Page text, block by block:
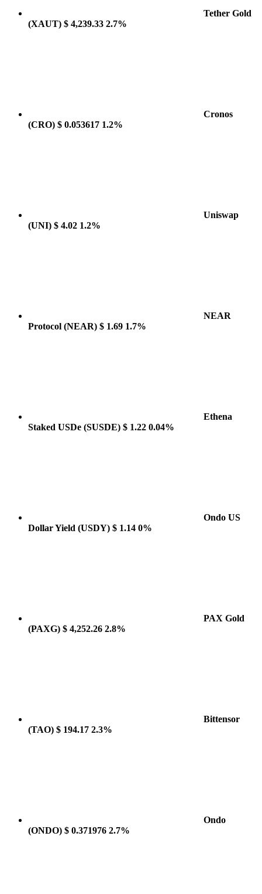
Tether Gold
(XAUT) $ 4,239.33 2.7%
Cronos
(CRO) $ 0.053617 1.2%
Uniswap
(UNI) $ 4.02 1.2%
NEAR
Protocol (NEAR) $ 1.69 1.7%
Ethena
Staked USDe (SUSDE) $ 1.22 0.04%
Ondo US
Dollar Yield (USDY) $ 1.14 0%
PAX Gold
(PAXG) $ 4,252.26 2.8%
Bittensor
(TAO) $ 194.17 2.3%
Ondo
(ONDO) $ 0.371976 2.7%